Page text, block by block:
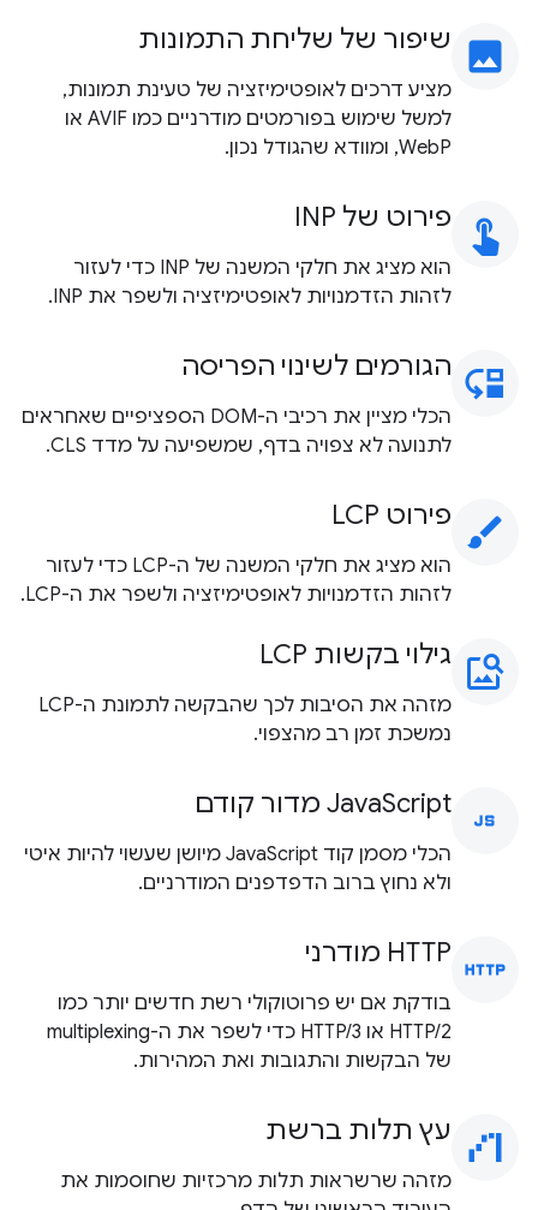
image שיפור של שליחת התמונות
מציע דרכים לאופטימיזציה של טעינת תמונות,
למשל שימוש בפורמטים מודרניים כמו AVIF או
WebP, ומוודא שהגודל נכון.
touch_app פירוט של INP
הוא מציג את חלקי המשנה של INP כדי לעזור
לזהות הזדמנויות לאופטימיזציה ולשפר את INP.
move_down הגורמים לשינוי הפריסה
הכלי מציין את רכיבי ה-DOM הספציפיים שאחראים
לתנועה לא צפויה בדף, שמשפיעה על מדד CLS.
brush פירוט LCP
הוא מציג את חלקי המשנה של ה-LCP כדי לעזור
לזהות הזדמנויות לאופטימיזציה ולשפר את ה-LCP.
image_search גילוי בקשות LCP
מזהה את הסיבות לכך שהבקשה לתמונת ה-LCP
נמשכת זמן רב מהצפוי.
javascript JavaScript מדור קודם
הכלי מסמן קוד JavaScript מיושן שעשוי להיות איטי
ולא נחוץ ברוב הדפדפנים המודרניים.
http ‫HTTP מודרני
בודקת אם יש פרוטוקולי רשת חדשים יותר כמו
HTTP/2 או HTTP/3 כדי לשפר את ה-multiplexing
של הבקשות והתגובות ואת המהירות.
waterfall_chart עץ תלות ברשת
מזהה שרשראות תלות מרכזיות שחוסמות את